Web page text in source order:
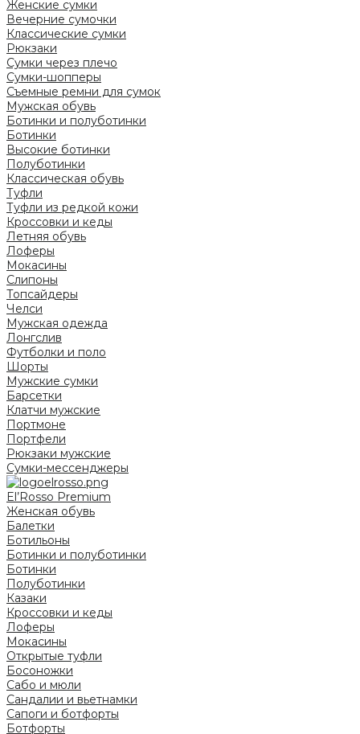
Женские сумки
Вечерние сумочки
Классические сумки
Рюкзаки
Сумки через плечо
Сумки-шопперы
Съемные ремни для сумок
Мужская обувь
Ботинки и полуботинки
Ботинки
Высокие ботинки
Полуботинки
Классическая обувь
Туфли
Туфли из редкой кожи
Кроссовки и кеды
Летняя обувь
Лоферы
Мокасины
Слипоны
Топсайдеры
Челси
Мужская одежда
Лонгслив
Футболки и поло
Шорты
Мужские сумки
Барсетки
Клатчи мужские
Портмоне
Портфели
Рюкзаки мужские
Сумки-мессенджеры
El’Rosso Premium
Женская обувь
Балетки
Ботильоны
Ботинки и полуботинки
Ботинки
Полуботинки
Казаки
Кроссовки и кеды
Лоферы
Мокасины
Открытые туфли
Босоножки
Сабо и мюли
Сандалии и вьетнамки
Сапоги и ботфорты
Ботфорты